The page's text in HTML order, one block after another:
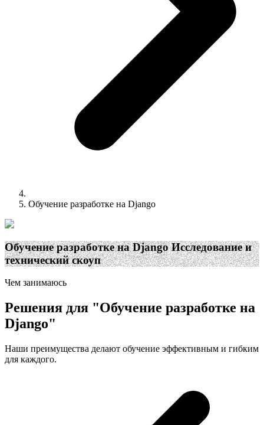
Обучение разработке на Django
Обучение разработке на Django Исследование и
технический скоуп
Чем занимаюсь
Решения для "Обучение разработке на
Django"
Наши преимущества делают обучение эффективным и гибким
для каждого.